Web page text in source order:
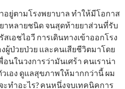
อยู่ตามโรงพยาบาล ทำให้มีโอกาส
าหลายชนิด จนสุดท้ายยาส่วนที่รับ
เอชไอวี การเดินทางเข้าออกโรง
ผู้ป่วยป่วย และคนเสียชีวิตมาโดย
นในวงการว่ามันเศร้า คนเราน่า
เอง ดูแลสุขภาพให้มากกว่านี้ ผม
ทำอะไร? คนหนึ่งจบเทคนิคการ